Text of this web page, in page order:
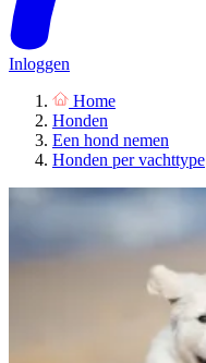
Inloggen
Home
Honden
Een hond nemen
Honden per vachttype